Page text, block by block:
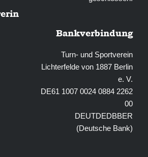
Bankverbindung
Turn- und Sportverein
Lichterfelde von 1887 Berlin
e. V.
DE61 1007 0024 0884 2262
00
DEUTDEDBBER
(Deutsche Bank)